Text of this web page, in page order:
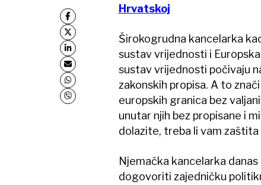
Hrvatskoj
Širokogrudna kancelarka
sustav vrijednosti i
sustav vrijednosti počivaju
zakonskih propisa. A to
europskih granica bez
unutar njih bez propisane i
dolazite, treba li vam
Njemačka kancelarka
dogovoriti zajedničku